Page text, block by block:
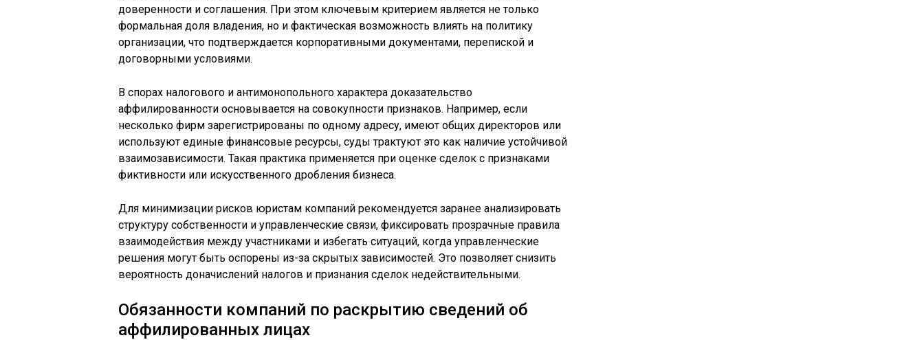
доверенности и соглашения. При этом ключевым критерием является не только
формальная доля владения, но и фактическая возможность влиять на политику
организации, что подтверждается корпоративными документами, перепиской и
договорными условиями.
В спорах налогового и антимонопольного характера доказательство
аффилированности основывается на совокупности признаков. Например, если
несколько фирм зарегистрированы по одному адресу, имеют общих директоров или
используют единые финансовые ресурсы, суды трактуют это как наличие устойчивой
взаимозависимости. Такая практика применяется при оценке сделок с признаками
фиктивности или искусственного дробления бизнеса.
Для минимизации рисков юристам компаний рекомендуется заранее анализировать
структуру собственности и управленческие связи, фиксировать прозрачные правила
взаимодействия между участниками и избегать ситуаций, когда управленческие
решения могут быть оспорены из-за скрытых зависимостей. Это позволяет снизить
вероятность доначислений налогов и признания сделок недействительными.
Обязанности компаний по раскрытию сведений об
аффилированных лицах